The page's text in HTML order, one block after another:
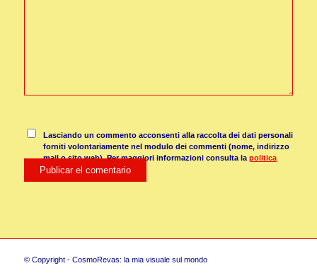
Lasciando un commento acconsenti alla raccolta dei dati personali
forniti volontariamente nel modulo dei commenti (nome, indirizzo
mail o sito web). Per maggiori informazioni consulta lapolitica
sulla segretezza personale
© Copyright - CosmoRevas: la mia visuale sul mondo